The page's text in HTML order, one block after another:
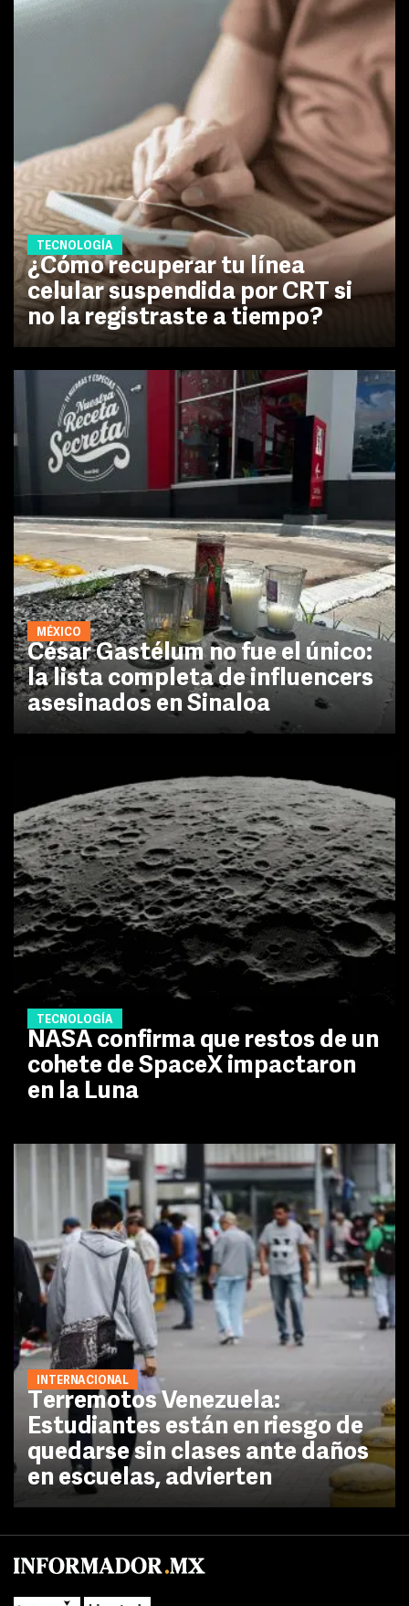
TECNOLOGÍA
¿Cómo recuperar tu línea
celular suspendida por CRT si
no la registraste a tiempo?
MÉXICO
César Gastélum no fue el único:
la lista completa de influencers
asesinados en Sinaloa
TECNOLOGÍA
NASA confirma que restos de un
cohete de SpaceX impactaron
en la Luna
INTERNACIONAL
Terremotos Venezuela:
Estudiantes están en riesgo de
quedarse sin clases ante daños
en escuelas, advierten